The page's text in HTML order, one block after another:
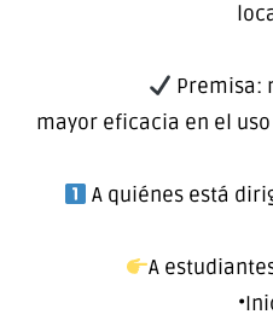
Premisa:
mayor eficacia en el
A quiénes está
A